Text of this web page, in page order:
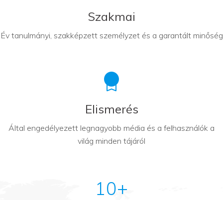
Szakmai
Év tanulmányi, szakképzett személyzet és a garantált minőség
Elismerés
Által engedélyezett legnagyobb média és a felhasználók a
világ minden tájáról
10+